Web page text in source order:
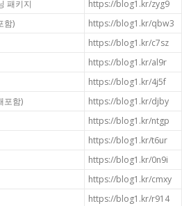
패키지
https://blog1.kr/zyg9
함)
https://blog1.kr/qbw3
https://blog1.kr/c7sz
https://blog1.kr/al9r
https://blog1.kr/4j5f
포함)
https://blog1.kr/djby
https://blog1.kr/ntgp
https://blog1.kr/t6ur
https://blog1.kr/0n9i
https://blog1.kr/cmxy
https://blog1.kr/r914